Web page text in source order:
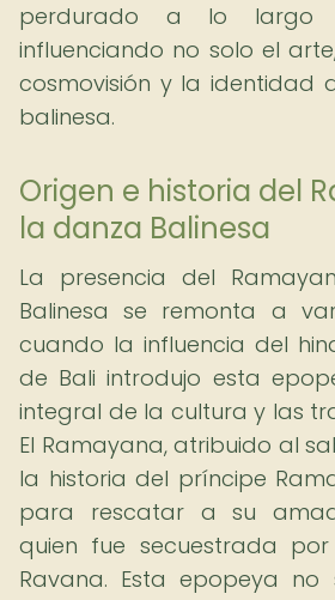
perdurado a lo largo
influenciando no solo el
cosmovisión y la identidad
balinesa.
Origen e historia del
la danza Balinesa
La presencia del
Balinesa se remonta a
cuando la influencia del
de Bali introdujo esta
integral de la cultura y las
El Ramayana, atribuido al
la historia del príncipe
para rescatar a su
quien fue secuestrada
Ravana. Esta epopeya